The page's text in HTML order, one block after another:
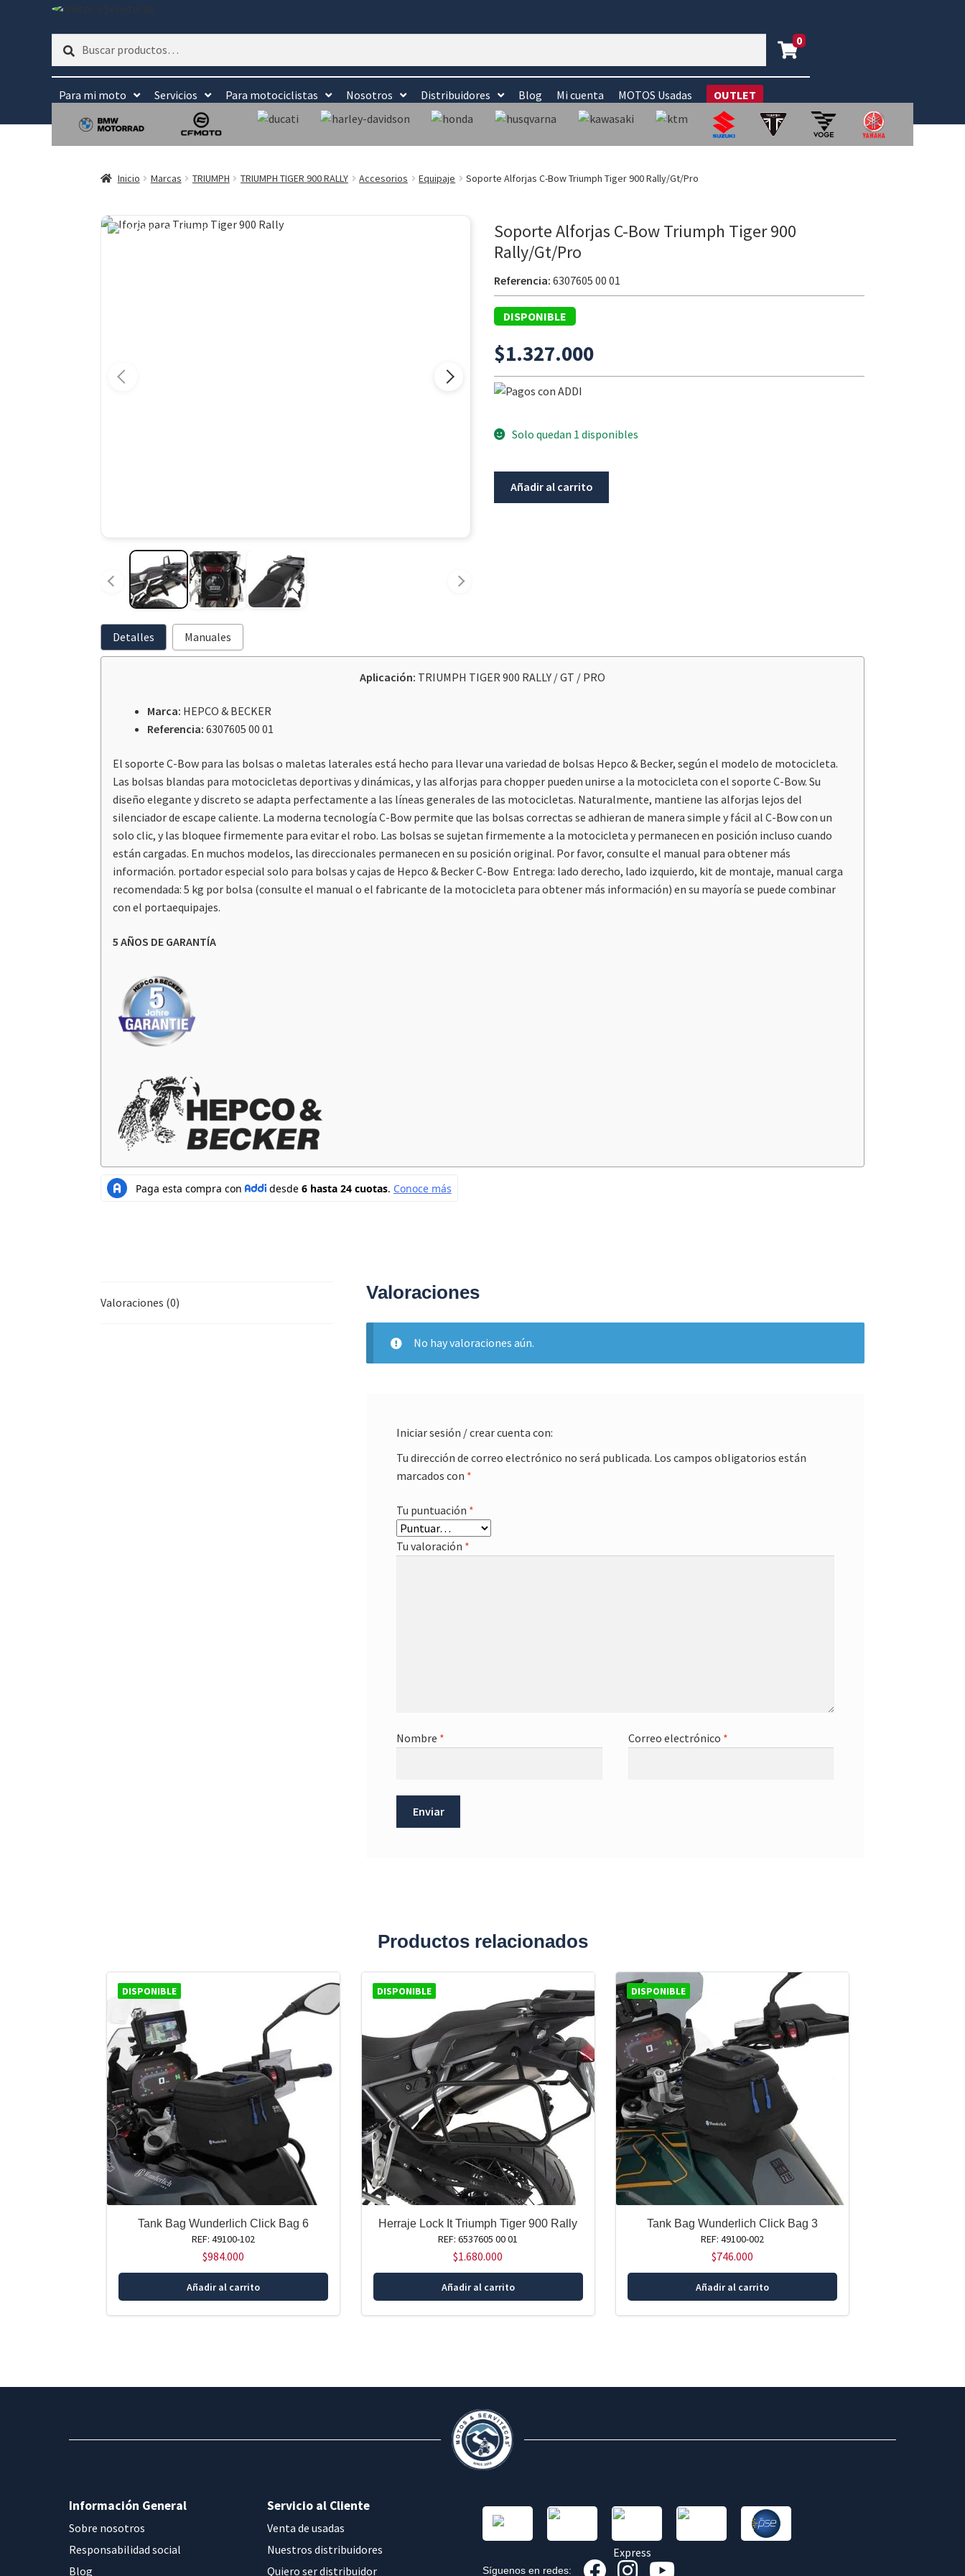
Buscar
Buscar 0
Para mi moto Servicios Para motociclistas Nosotros Distribuidores Blog Mi cuenta MOTOS Usadas OUTLET
Inicio Marcas TRIUMPH TRIUMPH TIGER 900 RALLY Accesorios Equipaje Soporte Alforjas C-Bow Triumph Tiger 900 Rally/Gt/Pro
Soporte Alforjas C-Bow Triumph Tiger 900
Rally/Gt/Pro
Referencia: 6307605 00 01
DISPONIBLE
$1.327.000
Solo quedan 1 disponibles
Añadir al carrito
Detalles Manuales
Aplicación: TRIUMPH TIGER 900 RALLY / GT / PRO
Marca: HEPCO & BECKER
Referencia:6307605 00 01
El soporte C-Bow para las bolsas o maletas laterales está hecho para llevar una variedad de bolsas Hepco & Becker, según el modelo de motocicleta.
Las bolsas blandas para motocicletas deportivas y dinámicas, y las alforjas para chopper pueden unirse a la motocicleta con el soporte C-Bow. Su
diseño elegante y discreto se adapta perfectamente a las líneas generales de las motocicletas. Naturalmente, mantiene las alforjas lejos del
silenciador de escape caliente. La moderna tecnología C-Bow permite que las bolsas correctas se adhieran de manera simple y fácil al C-Bow con un
solo clic, y las bloquee firmemente para evitar el robo. Las bolsas se sujetan firmemente a la motocicleta y permanecen en posición incluso cuando
están cargadas. En muchos modelos, las direccionales permanecen en su posición original. Por favor, consulte el manual para obtener más
información. portador especial solo para bolsas y cajas de Hepco & Becker C-Bow Entrega: lado derecho, lado izquierdo, kit de montaje, manual carga
recomendada: 5 kg por bolsa (consulte el manual o el fabricante de la motocicleta para obtener más información) en su mayoría se puede combinar
con el portaequipajes.
5 AÑOS DE GARANTÍA
Valoraciones (0) Valoraciones
No hay valoraciones aún.
Iniciar sesión / crear cuenta con:
Tu dirección de correo electrónico no será publicada. Los campos obligatorios están
marcados con *
Tu puntuación *
Tu valoración *
Nombre * Correo electrónico *
Productos relacionados
DISPONIBLE
Tank Bag Wunderlich Click Bag 6
REF: 49100-102
$984.000
Añadir al carrito
DISPONIBLE
Herraje Lock It Triumph Tiger 900 Rally
REF: 6537605 00 01
$1.680.000
Añadir al carrito
DISPONIBLE
Tank Bag Wunderlich Click Bag 3
REF: 49100-002
$746.000
Añadir al carrito
Información General
Sobre nosotros
Responsabilidad social
Blog
Servicio al Cliente
Venta de usadas
Nuestros distribuidores
Quiero ser distribuidor
Síguenos en redes: